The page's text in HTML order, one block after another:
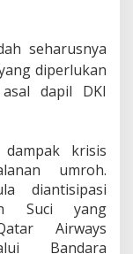
seharusnya
diperlukan
dapil DKI
krisis
umroh.
diantisipasi
Suci yang
Airways
Bandara